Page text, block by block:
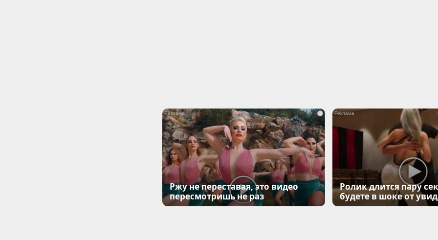
i
Ржу не переставая, это видео
пересмотришь не раз
Ролик длится пару
будете в шоке от